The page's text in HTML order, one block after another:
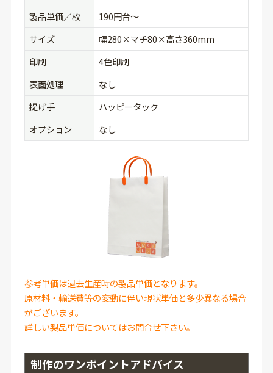
製品単価／枚
190円台〜
サイズ
幅280×マチ80×高さ360mm
印刷
4色印刷
表面処理
なし
提げ手
ハッピータック
オプション
なし
参考単価は過去生産時の製品単価となります。
原材料・輸送費等の変動に伴い現状単価と多少異なる場合
がございます。
詳しい製品単価についてはお問合せ下さい。
制作のワンポイントアドバイス